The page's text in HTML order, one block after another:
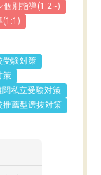
個別指導(1:2~)
(1:1)
受験対策
策
関私立受験対策
推薦型選抜対策